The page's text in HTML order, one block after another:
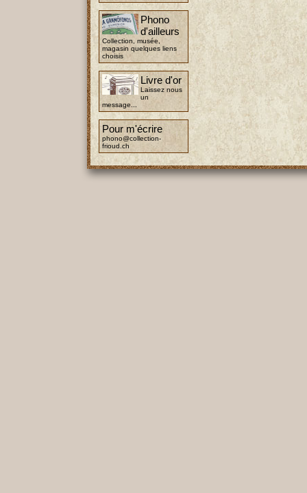
Phono
d'ailleurs
Collection, musée,
magasin quelques liens
choisis
Livre d'or
Laissez nous
un
message...
Pour m'écrire
phono@collection-
frioud.ch